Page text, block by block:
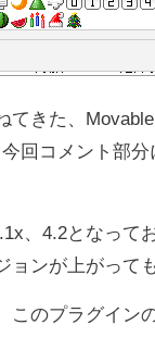
きた、
回コメント部
、4.2となって
ョンが上がって
このプラグイン